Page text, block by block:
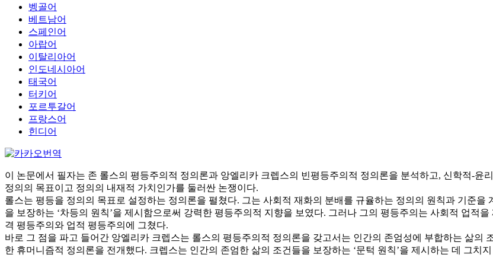
벵골어
베트남어
스페인어
아랍어
이탈리아어
인도네시아어
태국어
터키어
포르투갈어
프랑스어
힌디어
이 논문에서 필자는 존 롤스의 평등주의적 정의론과 앙엘리카 크렙스의 빈평등주의적 정의론을 분석하고, 신학적-윤
정의의 목표이고 정의의 내재적 가치인가를 둘러싼 논쟁이다.
롤스는 평등을 정의의 목표로 설정하는 정의론을 펼쳤다. 그는 사회적 재화의 분배를 규율하는 정의의 원칙과 기준
을 보장하는 ‘차등의 원칙’을 제시함으로써 강력한 평등주의적 지향을 보였다. 그러나 그의 평등주의는 사회적 업적
격 평등주의와 업적 평등주의에 그쳤다.
바로 그 점을 파고 들어간 앙엘리카 크렙스는 롤스의 평등주의적 정의론을 갖고서는 인간의 존엄성에 부합하는 삶의
한 휴머니즘적 정의론을 전개했다. 크렙스는 인간의 존엄한 삶의 조건들을 보장하는 ‘문턱 원칙’을 제시하는 데 그치